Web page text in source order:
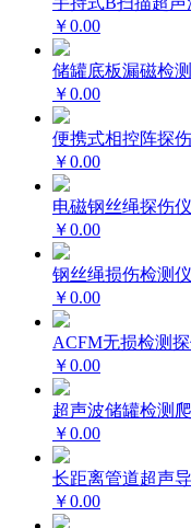
￥0.00
储罐底板漏磁检
￥0.00
便携式相控阵探
￥0.00
电磁钢丝绳探伤仪
￥0.00
钢丝绳损伤检测仪
￥0.00
ACFM无损检测
￥0.00
超声波储罐检测
￥0.00
长距离管道超声
￥0.00